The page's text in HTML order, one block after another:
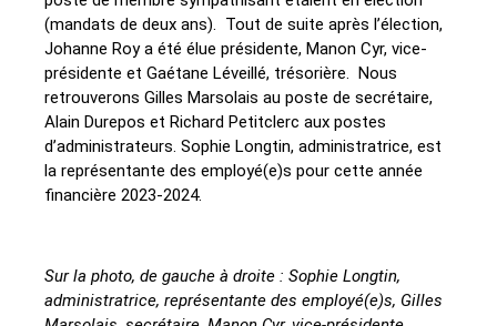
(mandats de deux ans). Tout de suite après l’élection,
Johanne Roy a été élue présidente, Manon Cyr, vice-
présidente et Gaétane Léveillé, trésorière. Nous
retrouverons Gilles Marsolais au poste de secrétaire,
Alain Durepos et Richard Petitclerc aux postes
d’administrateurs. Sophie Longtin, administratrice, est
la représentante des employé(e)s pour cette année
financière 2023-2024.
Sur la photo, de gauche à droite : Sophie Longtin,
administratrice, représentante des employé(e)s, Gilles